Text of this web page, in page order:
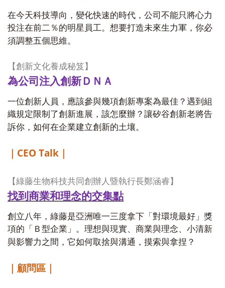
在今天科技導向，變化快速的時代，公司不能只將心力
投注在前二％的明星員工。想要打造未來生力軍，你必
須調整五個思維。
【創新文化養成秘笈】
為公司注入創新ＤＮＡ
一位創新人員，應該參與幾項創新專案為最佳？遇到組
織規定限制了創新進展，該怎麼辦？讓矽谷創新老將告
訴你，如何在企業建立創新的土壤。
CEO Talk
【綠藤生物科技共同創辦人暨執行長鄭涵睿】
找到商業和理念的交集點
創立八年，綠藤是亞洲唯一三度拿下「對環境最好」獎
項的「Ｂ型企業」。理想與現實、商業與理念、小清新
與影響力之間，它如何取捨與溝通，摸索與拿捏？
｜顧問區｜